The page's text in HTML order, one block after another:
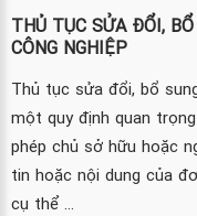
THỦ TỤC SỬA ĐỔI,
CÔNG NGHIỆP
Thủ tục sửa đổi, bổ
một quy định quan
phép chủ sở hữu hoặc
tin hoặc nội dung của
cụ thể ...